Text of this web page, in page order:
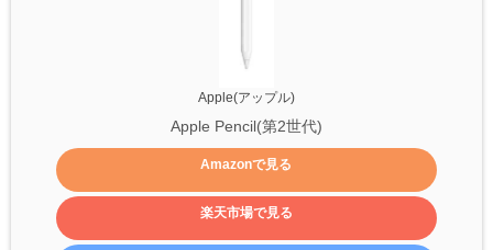
Apple(アップル)
Apple Pencil(第2世代)
Amazonで見る
楽天市場で見る